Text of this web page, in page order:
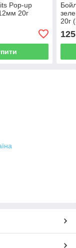
Pop-up
20г
20г
125